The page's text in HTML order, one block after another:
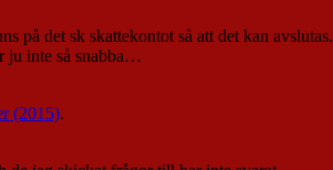
på det sk skattekontot så att det kan avslutas.
ju inte så snabba…
(2015).